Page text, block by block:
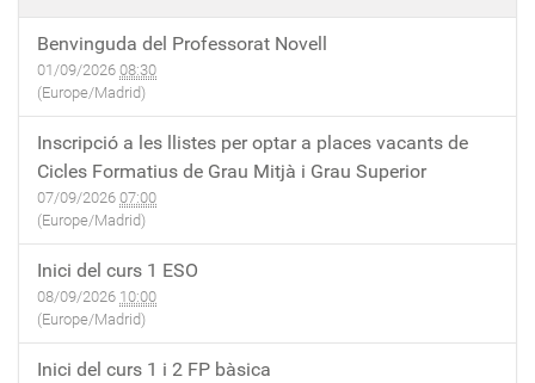
Benvinguda del Professorat Novell
01/09/2026 08:30
(Europe/Madrid)
Inscripció a les llistes per optar a places vacants de
Cicles Formatius de Grau Mitjà i Grau Superior
07/09/2026 07:00
(Europe/Madrid)
Inici del curs 1 ESO
08/09/2026 10:00
(Europe/Madrid)
Inici del curs 1 i 2 FP bàsica